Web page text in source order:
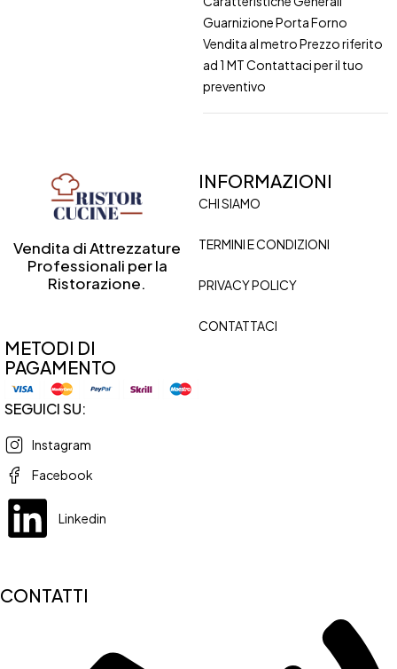
Guarnizione Porta Forno
Vendita al metro Prezzo riferito
ad 1 MT Contattaci per il tuo
preventivo
Vendita di Attrezzature
Professionali per la
Ristorazione.
INFORMAZIONI
CHI SIAMO
TERMINI E CONDIZIONI
PRIVACY POLICY
CONTATTACI
METODI DI
PAGAMENTO
SEGUICI SU:
Instagram
Facebook
Linkedin
CONTATTI